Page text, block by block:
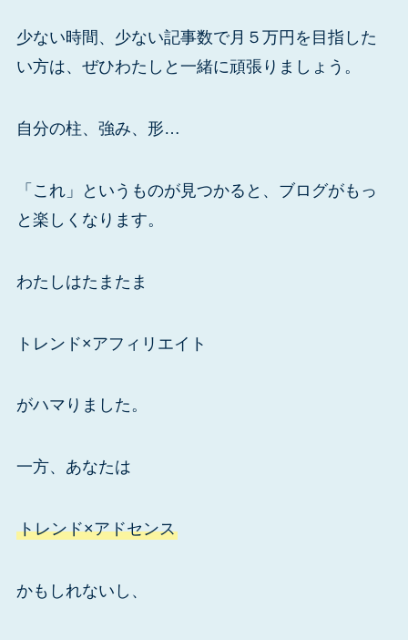
少ない時間、少ない記事数で月５万円を目指した
い方は、ぜひわたしと一緒に頑張りましょう。
自分の柱、強み、形…
「これ」というものが見つかると、ブログがもっ
と楽しくなります。
わたしはたまたま
トレンド×アフィリエイト
がハマりました。
一方、あなたは
トレンド×アドセンス
かもしれないし、